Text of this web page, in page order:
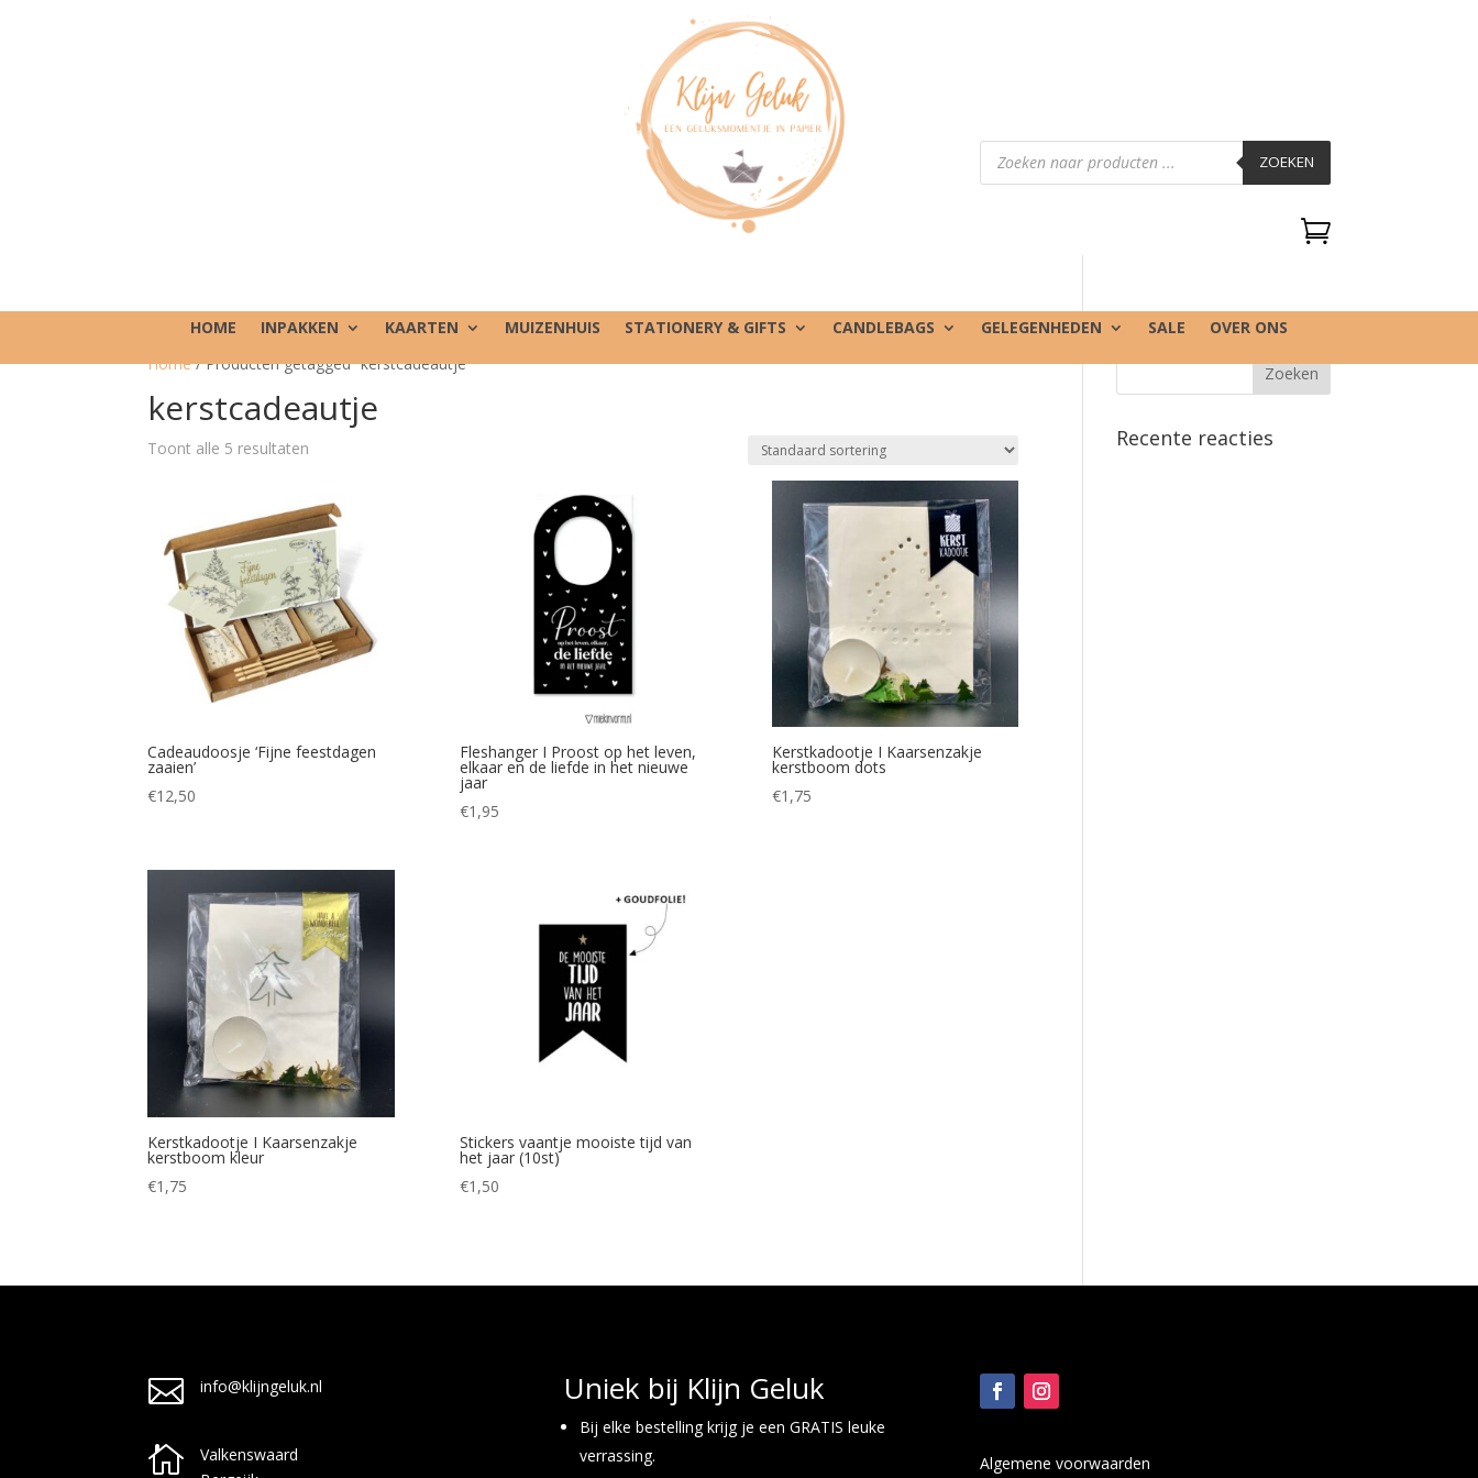
Producten
zoeken ZOEKEN

HOME INPAKKEN KAARTEN MUIZENHUIS STATIONERY & GIFTS CANDLEBAGS GELEGENHEDEN SALE
OVER ONS
Home/ Producten getagged “kerstcadeautje”
kerstcadeautje
Toont alle 5 resultaten
Cadeaudoosje ‘Fijne feestdagen
zaaien’
€12,50
Fleshanger I Proost op het leven,
elkaar en de liefde in het nieuwe
jaar
€1,95
Kerstkadootje I Kaarsenzakje
kerstboom dots
€1,75
Kerstkadootje I Kaarsenzakje
kerstboom kleur
€1,75
Stickers vaantje mooiste tijd van
het jaar (10st)
€1,50
Recente reacties
 info@klijngeluk.nl

Valkenswaard
Uniek bij Klijn Geluk
Bij elke bestelling krijg je een GRATIS leuke
verrassing.
Algemene voorwaarden